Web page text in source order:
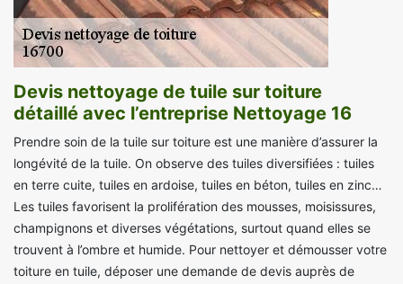
Devis nettoyage de tuile sur toiture
détaillé avec l’entreprise Nettoyage 16
Prendre soin de la tuile sur toiture est une manière d’assurer la
longévité de la tuile. On observe des tuiles diversifiées : tuiles
en terre cuite, tuiles en ardoise, tuiles en béton, tuiles en zinc…
Les tuiles favorisent la prolifération des mousses, moisissures,
champignons et diverses végétations, surtout quand elles se
trouvent à l’ombre et humide. Pour nettoyer et démousser votre
toiture en tuile, déposer une demande de devis auprès de